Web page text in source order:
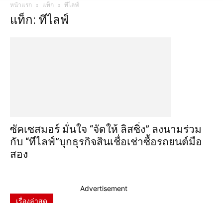
หน้าแรก แท็ก ทีไลฟ์
แท็ก: ทีไลฟ์
ซัคเซสมอร์ มั่นใจ “จัดให้ ลิสซิ่ง” ลงนามร่วม
กับ “ทีไลฟ์”บุกธุรกิจสินเชื่อเช่าซื้อรถยนต์มือ
สอง
Advertisement
เรื่องล่าสุด